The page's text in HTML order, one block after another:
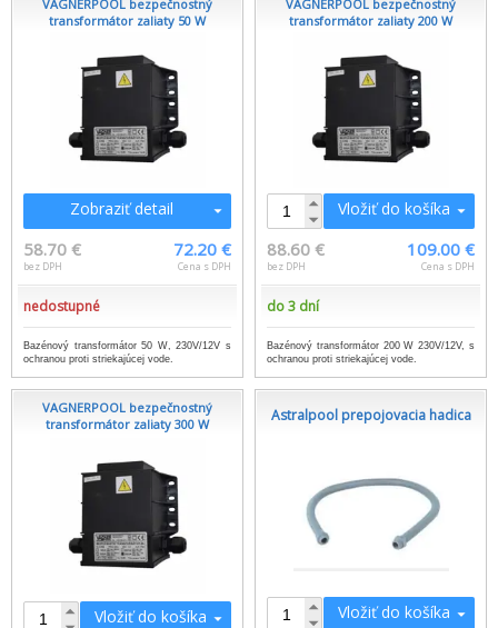
VAGNERPOOL bezpečnostný
transformátor zaliaty 50 W
Zobraziť detail
58.70 €
bez DPH
72.20 €
Cena s DPH
nedostupné
Bazénový transformátor 50 W, 230V/12V s
ochranou proti striekajúcej vode.
VAGNERPOOL bezpečnostný
transformátor zaliaty 200 W
Vložiť do košíka
88.60 €
bez DPH
109.00 €
Cena s DPH
do 3 dní
Bazénový transformátor 200 W 230V/12V, s
ochranou proti striekajúcej vode.
VAGNERPOOL bezpečnostný
transformátor zaliaty 300 W
Vložiť do košíka
Astralpool prepojovacia hadica
Vložiť do košíka